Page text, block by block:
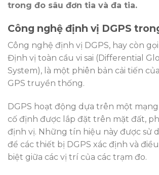
trong đo sâu đơn tia và đa tia.
Công nghệ định vị DGPS
Công nghệ định vị DGPS, hay còn
Định vị toàn cầu vi sai (Differential
System), là một phiên bản cải tiến
GPS truyền thống.
DGPS hoạt động dựa trên một
cố định được lắp đặt trên mặt đất,
định vị. Những tín hiệu này được sử
để các thiết bị DGPS xác định và
biệt giữa các vị trí của các trạm đo.